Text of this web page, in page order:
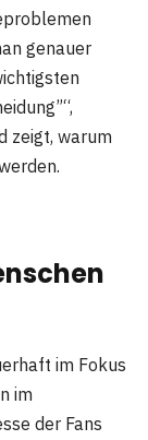
genauer
zeigt, warum
im Fokus
im
der Fans